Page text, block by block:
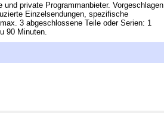
private Programmanbieter. Vorgeschlagen
Einzelsendungen, spezifische
3 abgeschlossene Teile oder Serien: 1
90 Minuten.